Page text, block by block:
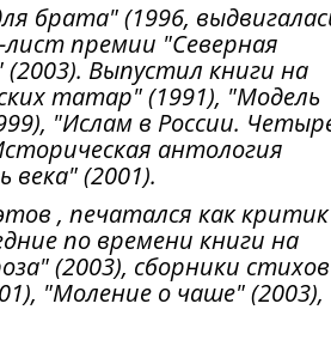
брата" (1996,
премии "Северная
Выпустил книги на
татар" (1991), "Модель
"Ислам в России.
антология
века" (2001).
, печатался как
по времени книги на
(2003), сборники стихов
"Моление о чаше" (2003),